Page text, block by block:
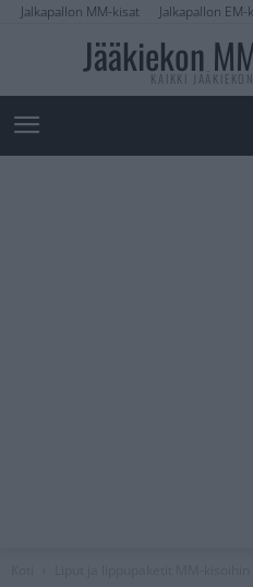
Jalkapallon MM-kisat Jalkapallon EM-
Jääkiekon
KAIKKI